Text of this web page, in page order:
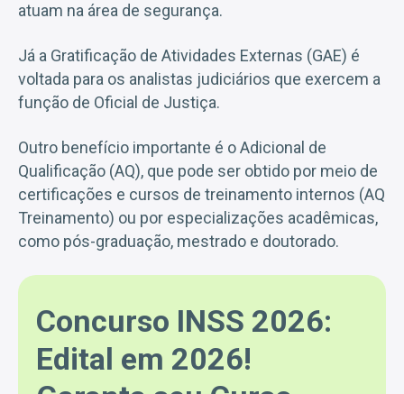
atuam na área de segurança.
Já a Gratificação de Atividades Externas (GAE) é
voltada para os analistas judiciários que exercem a
função de Oficial de Justiça.
Outro benefício importante é o Adicional de
Qualificação (AQ), que pode ser obtido por meio de
certificações e cursos de treinamento internos (AQ
Treinamento) ou por especializações acadêmicas,
como pós-graduação, mestrado e doutorado.
Concurso INSS 2026:
Edital em 2026!